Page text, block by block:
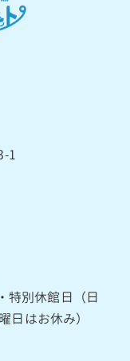
1
特別休館日（日
日はお休み）